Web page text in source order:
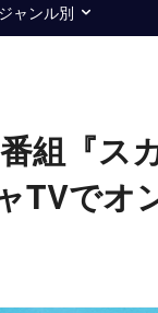
ジャンル別
組『ス
TVでオ